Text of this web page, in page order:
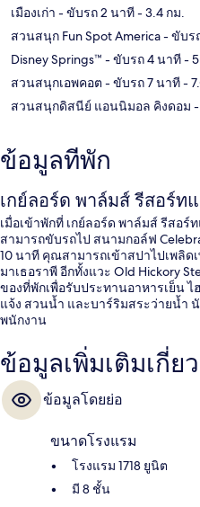
เมืองเก่า - ขับรถ 2 นาที- 3.4 กม.
สวนสนุก Fun Spot America- ขับร
Disney Springs™ - ขับรถ 4 นาที-
สวนสนุกเอพคอต - ขับรถ 7 นาที-
สวนสนุกดิสนีย์ แอนนิมอล คิงดอม
ข้อมูลที่พัก
เกย์ลอร์ด พาล์มส์ รีสอร์ท
เมื่อเข้าพักที่ เกย์ลอร์ด พาล์มส์ รีสอ
สามารถขับรถไป สนามกอล์ฟ
10 นาที คุณสามารถเข้าสปาไปเพลิ
มาเธอราพี อีกทั้งแวะ Old Hickory
ของที่พักเพื่อรับประทานอาหารเย็น
แจ้ง สวนน้ำ และบาร์ริมสระว่ายน้ำ
พนักงาน
ข้อมูลเพิ่มเติมเกี่
ข้อมูลโดยย่อ
ขนาดโรงแรม
โรงแรม 1718 ยูนิต
มี 8 ชั้น